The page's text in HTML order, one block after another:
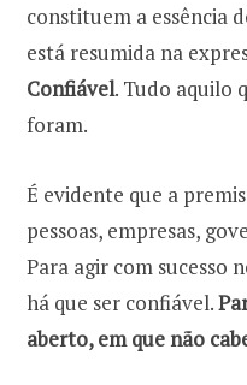
constituem a essência
está resumida na
Confiável. Tudo aquilo
foram.
É evidente que a
pessoas, empresas,
Para agir com sucesso
há que ser confiável.
aberto, em que não